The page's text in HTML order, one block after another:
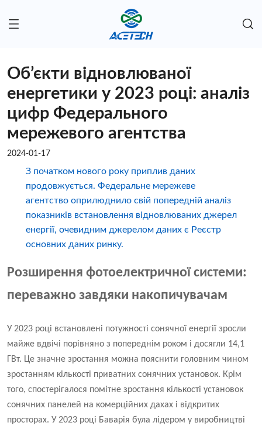
Об’єкти відновлюваної
енергетики у 2023 році: аналіз
цифр Федерального
мережевого агентства
2024-01-17
З початком нового року приплив даних
продовжується. Федеральне мережеве
агентство оприлюднило свій попередній аналіз
показників встановлення відновлюваних джерел
енергії, очевидним джерелом даних є Реєстр
основних даних ринку.
Розширення фотоелектричної системи:
переважно завдяки накопичувачам
У 2023 році встановлені потужності сонячної енергії зросли
майже вдвічі порівняно з попереднім роком і досягли 14,1
ГВт. Це значне зростання можна пояснити головним чином
зростанням кількості приватних сонячних установок. Крім
того, спостерігалося помітне зростання кількості установок
сонячних панелей на комерційних дахах і відкритих
просторах. У 2023 році Баварія була лідером у виробництві